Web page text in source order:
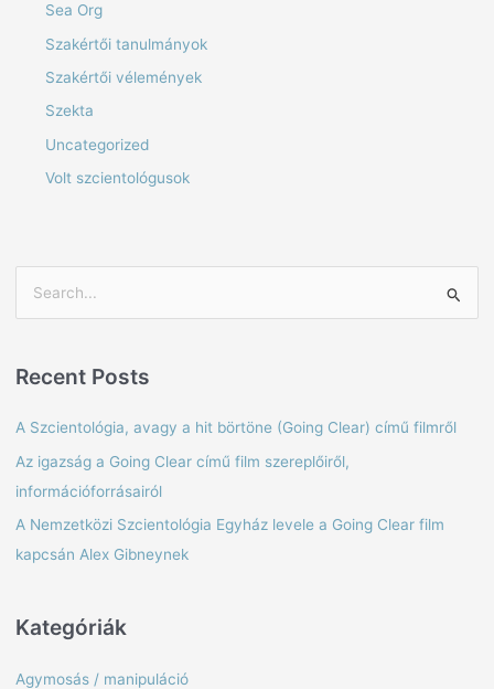
Sea Org
Szakértői tanulmányok
Szakértői vélemények
Szekta
Uncategorized
Volt szcientológusok
r
r
:
Recent Posts
A Szcientológia, avagy a hit börtöne (Going Clear) című filmről
Az igazság a Going Clear című film szereplőiről,
információforrásairól
A Nemzetközi Szcientológia Egyház levele a Going Clear film
kapcsán Alex Gibneynek
Kategóriák
Agymosás / manipuláció